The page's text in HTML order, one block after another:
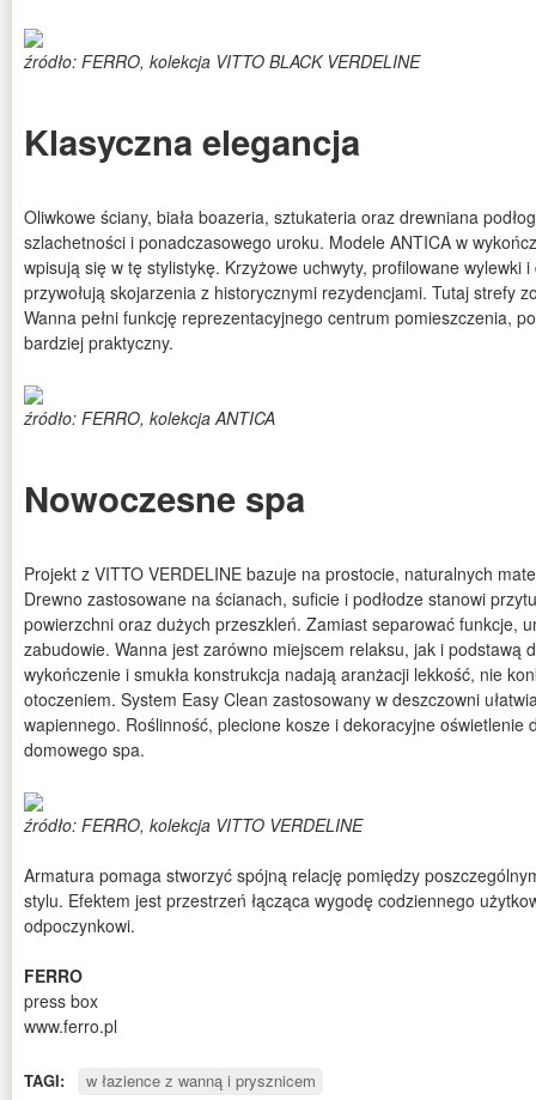
źródło: FERRO, kolekcja VITTO BLACK VERDELINE
Klasyczna elegancja
Oliwkowe ściany, biała boazeria, sztukateria oraz drewniana
szlachetności i ponadczasowego uroku. Modele ANTICA w
wpisują się w tę stylistykę. Krzyżowe uchwyty, profilowane wylewki
przywołują skojarzenia z historycznymi rezydencjami. Tutaj strefy
Wanna pełni funkcję reprezentacyjnego centrum pomieszczenia,
bardziej praktyczny.
źródło: FERRO, kolekcja ANTICA
Nowoczesne spa
Projekt z VITTO VERDELINE bazuje na prostocie, naturalnych
Drewno zastosowane na ścianach, suficie i podłodze stanowi
powierzchni oraz dużych przeszkleń. Zamiast separować funkcje,
zabudowie. Wanna jest zarówno miejscem relaksu, jak i podstawą
wykończenie i smukła konstrukcja nadają aranżacji lekkość, nie
otoczeniem. System Easy Clean zastosowany w deszczowni
wapiennego. Roślinność, plecione kosze i dekoracyjne oświetlenie
domowego spa.
źródło: FERRO, kolekcja VITTO VERDELINE
Armatura pomaga stworzyć spójną relację pomiędzy
stylu. Efektem jest przestrzeń łącząca wygodę codziennego
odpoczynkowi.
FERRO
press box
www.ferro.pl
TAGI: w łazience z wanną i prysznicem